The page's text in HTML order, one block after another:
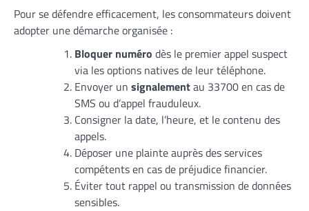
Pour se défendre efficacement, les consommateurs doivent
adopter une démarche organisée :
Bloquer numéro dès le premier appel suspect
via les options natives de leur téléphone.
Envoyer un signalementau 33700 en cas de
SMS ou d’appel frauduleux.
Consigner la date, l’heure, et le contenu des
appels.
Déposer une plainte auprès des services
compétents en cas de préjudice financier.
Éviter tout rappel ou transmission de données
sensibles.